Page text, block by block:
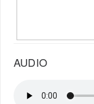
AUDIO